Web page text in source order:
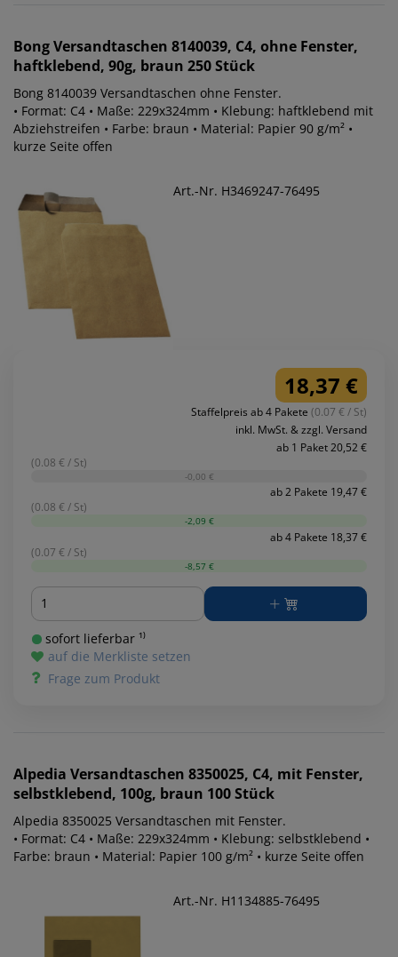
BongVersandtaschen 8140039, C4, ohne Fenster,
haftklebend, 90g, braun 250 Stück
Bong 8140039 Versandtaschen ohne Fenster.
• Format: C4 • Maße: 229x324mm • Klebung: haftklebend mit
Abziehstreifen • Farbe: braun • Material: Papier 90 g/m² •
kurze Seite offen
Art.-Nr. H3469247-76495
18,37 €
Staffelpreis ab 4 Pakete (0.07 € / St)
inkl. MwSt. & zzgl. Versand
ab 1 Paket 20,52 €
(0.08 € / St)
-0,00 €
ab 2 Pakete 19,47 €
(0.08 € / St)
-2,09 €
ab 4 Pakete 18,37 €
(0.07 € / St)
-8,57 €
Menge
sofort lieferbar ¹⁾
auf die Merkliste setzen
Frage zum Produkt
Alpedia Versandtaschen 8350025, C4, mit Fenster,
selbstklebend, 100g, braun 100 Stück
Alpedia 8350025 Versandtaschen mit Fenster.
• Format: C4 • Maße: 229x324mm • Klebung: selbstklebend •
Farbe: braun • Material: Papier 100 g/m² • kurze Seite offen
Art.-Nr. H1134885-76495